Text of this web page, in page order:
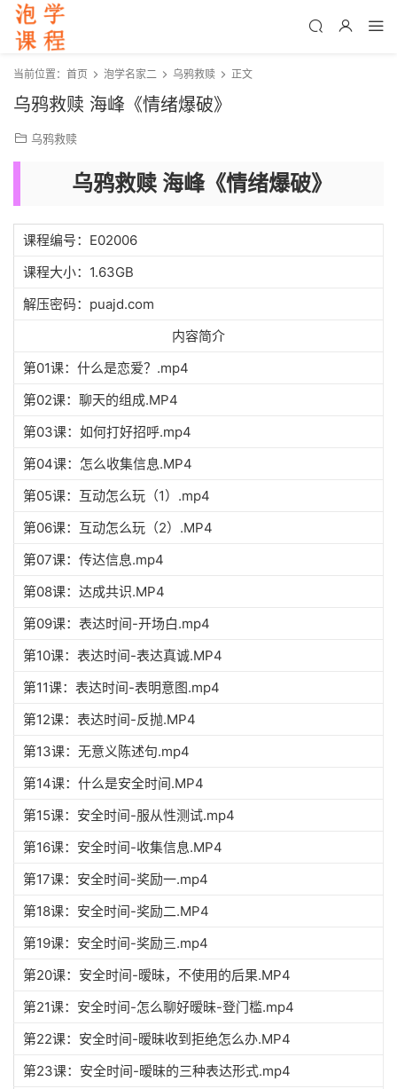
当前位置： 首页 泡学名家二 乌鸦救赎 正文
乌鸦救赎 海峰《情绪爆破》
乌鸦救赎
乌鸦救赎 海峰《情绪爆破》
课程编号：E02006
课程大小：1.63GB
解压密码：puajd.com
内容简介
第01课：什么是恋爱？.mp4
第02课：聊天的组成.MP4
第03课：如何打好招呼.mp4
第04课：怎么收集信息.MP4
第05课：互动怎么玩（1）.mp4
第06课：互动怎么玩（2）.MP4
第07课：传达信息.mp4
第08课：达成共识.MP4
第09课：表达时间-开场白.mp4
第10课：表达时间-表达真诚.MP4
第11课：表达时间-表明意图.mp4
第12课：表达时间-反抛.MP4
第13课：无意义陈述句.mp4
第14课：什么是安全时间.MP4
第15课：安全时间-服从性测试.mp4
第16课：安全时间-收集信息.MP4
第17课：安全时间-奖励一.mp4
第18课：安全时间-奖励二.MP4
第19课：安全时间-奖励三.mp4
第20课：安全时间-暧昧，不使用的后果.MP4
第21课：安全时间-怎么聊好暧昧-登门槛.mp4
第22课：安全时间-暧昧收到拒绝怎么办.MP4
第23课：安全时间-暧昧的三种表达形式.mp4